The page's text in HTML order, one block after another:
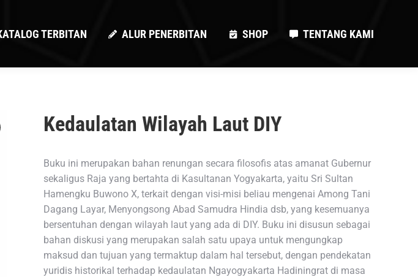
TERBITAN ALUR PENERBITAN SHOP TENTANG KAMI
Kedaulatan Wilayah Laut DIY
Buku ini merupakan bahan renungan secara filosofis atas amanat Gubernur
sekaligus Raja yang bertahta di Kasultanan Yogyakarta, yaitu Sri Sultan
Hamengku Buwono X, terkait dengan visi-misi beliau mengenai Among Tani
Dagang Layar, Menyongsong Abad Samudra Hindia dsb, yang kesemuanya
bersentuhan dengan wilayah laut yang ada di DIY. Buku ini disusun sebagai
bahan diskusi yang merupakan salah satu upaya untuk mengungkap
maksud dan tujuan yang termaktup dalam hal tersebut, dengan pendekatan
yuridis historikal terhadap kedaulatan Ngayogyakarta Hadiningrat di masa